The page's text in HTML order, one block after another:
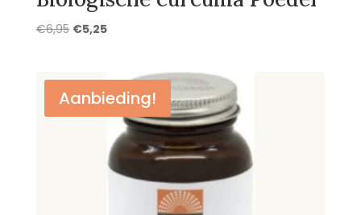
€6,95 Oorspronkelijke
€6,95.
€5,25Huidige
€5,25.
Aanbieding!